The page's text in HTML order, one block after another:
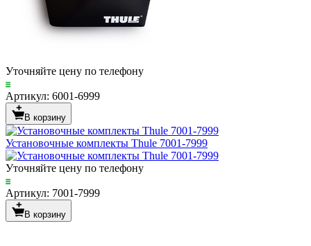
Уточняйте цену по телефону
Артикул: 6001-6999
В корзину
Установочные комплекты Thule 7001-7999
Уточняйте цену по телефону
Артикул: 7001-7999
В корзину